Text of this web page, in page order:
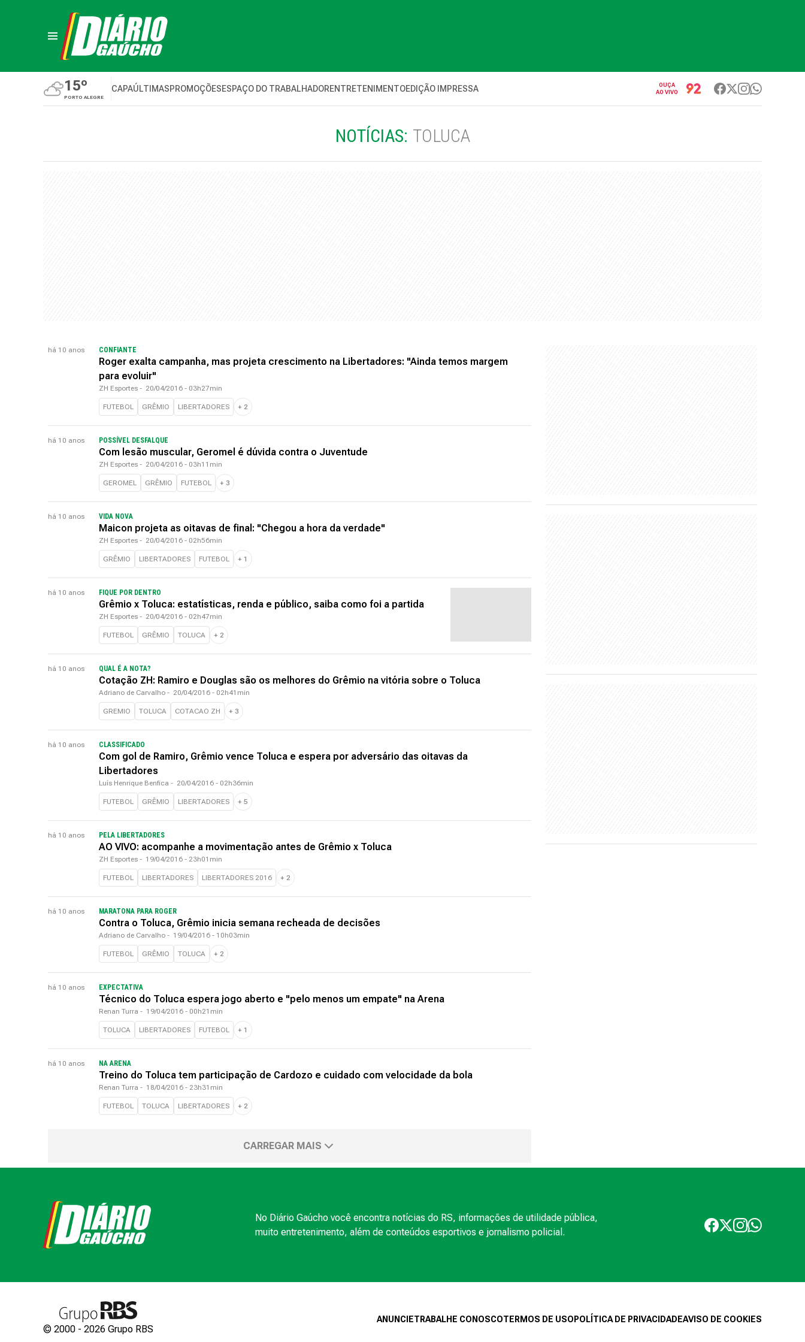
15º
PORTO ALEGRE
CAPAÚLTIMASPROMOÇÕESESPAÇO DO TRABALHADORENTRETENIMENTOEDIÇÃO IMPRESSA
OUÇA
AO VIVO
NOTÍCIAS: TOLUCA
há 10 anos CONFIANTE
Roger exalta campanha, mas projeta crescimento na Libertadores: "Ainda temos margem
para evoluir"
ZH Esportes - 20/04/2016 - 03h27min
FUTEBOL GRÊMIO LIBERTADORES + 2
há 10 anos POSSÍVEL DESFALQUE
Com lesão muscular, Geromel é dúvida contra o Juventude
ZH Esportes - 20/04/2016 - 03h11min
GEROMEL GRÊMIO FUTEBOL + 3
há 10 anos VIDA NOVA
Maicon projeta as oitavas de final: "Chegou a hora da verdade"
ZH Esportes - 20/04/2016 - 02h56min
GRÊMIO LIBERTADORES FUTEBOL + 1
há 10 anos FIQUE POR DENTRO
Grêmio x Toluca: estatísticas, renda e público, saiba como foi a partida
ZH Esportes - 20/04/2016 - 02h47min
FUTEBOL GRÊMIO TOLUCA + 2
há 10 anos QUAL É A NOTA?
Cotação ZH: Ramiro e Douglas são os melhores do Grêmio na vitória sobre o Toluca
Adriano de Carvalho - 20/04/2016 - 02h41min
GREMIO TOLUCA COTACAO ZH + 3
há 10 anos CLASSIFICADO
Com gol de Ramiro, Grêmio vence Toluca e espera por adversário das oitavas da
Libertadores
Luís Henrique Benfica - 20/04/2016 - 02h36min
FUTEBOL GRÊMIO LIBERTADORES + 5
há 10 anos PELA LIBERTADORES
AO VIVO: acompanhe a movimentação antes de Grêmio x Toluca
ZH Esportes - 19/04/2016 - 23h01min
FUTEBOL LIBERTADORES LIBERTADORES 2016 + 2
há 10 anos MARATONA PARA ROGER
Contra o Toluca, Grêmio inicia semana recheada de decisões
Adriano de Carvalho - 19/04/2016 - 10h03min
FUTEBOL GRÊMIO TOLUCA + 2
há 10 anos EXPECTATIVA
Técnico do Toluca espera jogo aberto e "pelo menos um empate" na Arena
Renan Turra - 19/04/2016 - 00h21min
TOLUCA LIBERTADORES FUTEBOL + 1
há 10 anos NA ARENA
Treino do Toluca tem participação de Cardozo e cuidado com velocidade da bola
Renan Turra - 18/04/2016 - 23h31min
FUTEBOL TOLUCA LIBERTADORES + 2
CARREGAR MAIS
No Diário Gaúcho você encontra notícias do RS, informações de utilidade pública,
muito entretenimento, além de conteúdos esportivos e jornalismo policial.
ANUNCIETRABALHE CONOSCOTERMOS DE USO POLÍTICA DE PRIVACIDADEAVISO DE COOKIES
© 2000 - 2026 Grupo RBS